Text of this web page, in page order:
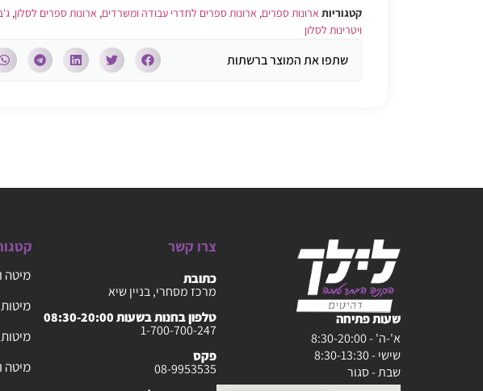
קטגוריות ארונות ספרים, ארונות ספרים לחדרי עבודה ומשרדים, ארונות ספרים לסלון,
ויטרינות לסלון
שתפו את המוצר ברשתות
שעות פתיחה
א'-ה' - 8:30-20:00
שישי - 8:30-13:30
שבת - סגור
צרו קשר
כתובת
מרכז מסחרי, בניין שיא
טלפון בחנות בשעות 08:30-20:00
1-700-700-247
פקס
08-9953535
מיטה
מיטה